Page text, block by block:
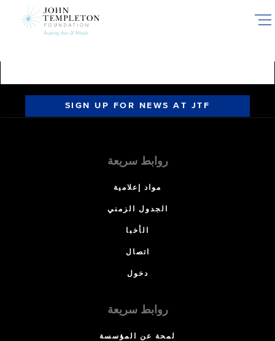
SIGN UP FOR NEWS AT JTF
روابط سريعة
مواد إعلامية
الجدول الزمني
الأخبا
اتصال
دخول
روابط سريعة
لمحة عن المؤسسة